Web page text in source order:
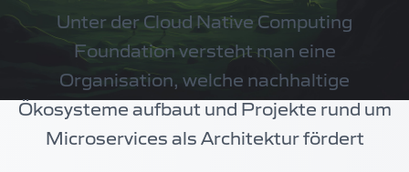
Unter der Cloud Native Computing
Foundation versteht man eine
Organisation, welche nachhaltige
Ökosysteme aufbaut und Projekte rund um
Microservices als Architektur fördert